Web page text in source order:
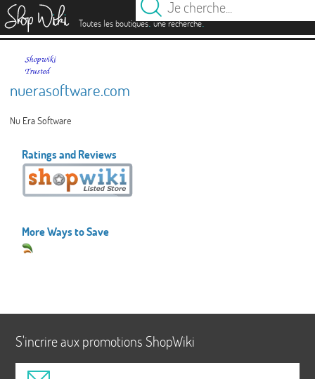
Toutes les boutiques.une recherche.
nuerasoftware.com
Nu Era Software
Ratings and Reviews
More Ways to Save
S'incrire aux promotions ShopWiki